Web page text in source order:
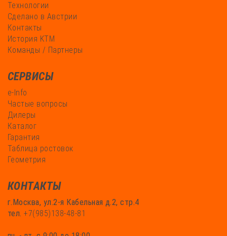
Технологии
Сделано в Австрии
Контакты
История KTM
Команды / Партнеры
СЕРВИСЫ
e-Info
Частые вопросы
Дилеры
Каталог
Гарантия
Таблица ростовок
Геометрия
КОНТАКТЫ
г.Москва, ул.2-я Кабельная д.2, стр.4
тел.+7(985)138-48-81